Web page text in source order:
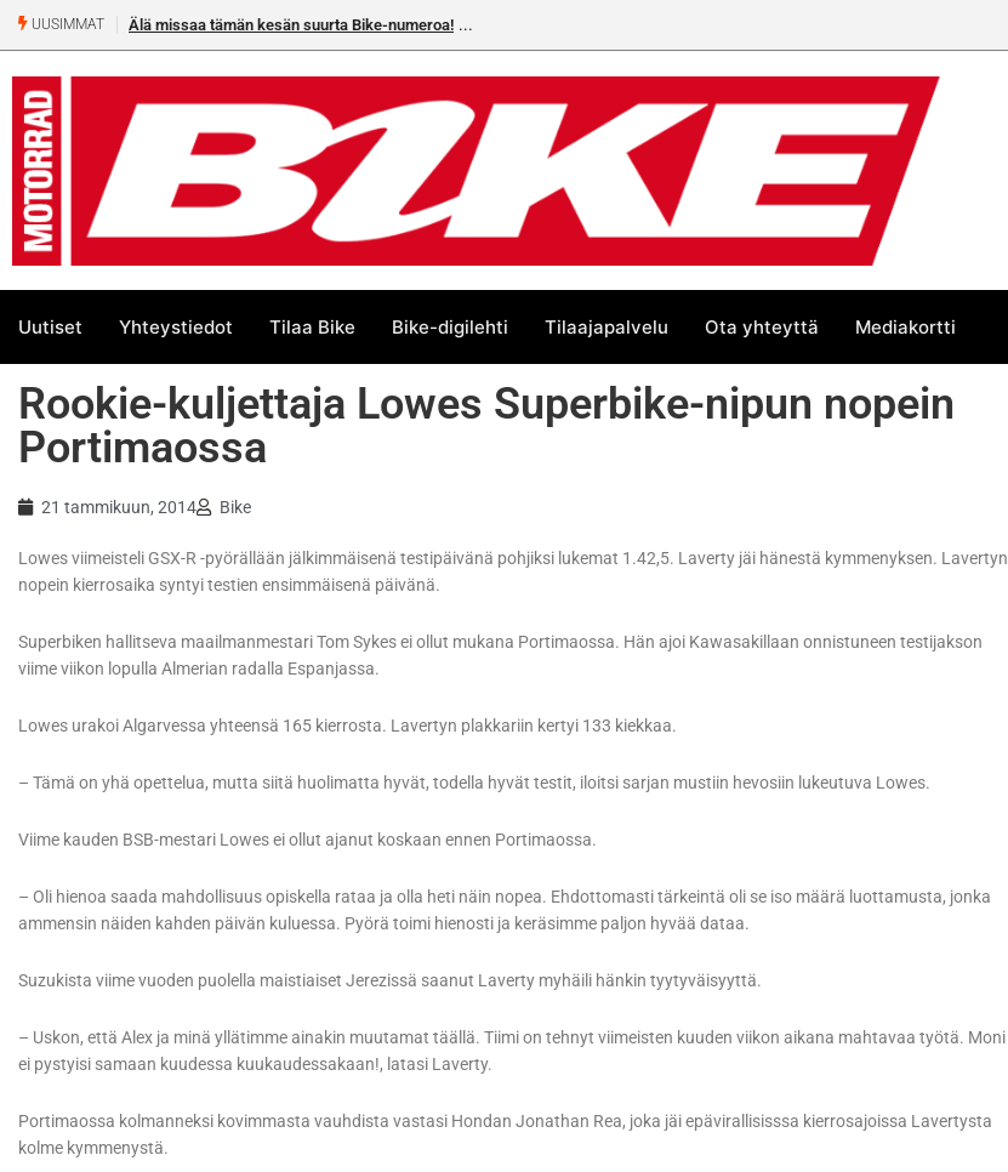
UUSIMMAT Älä missaa tämän kesän suurta Bike-numeroa!
Uutiset Yhteystiedot Tilaa Bike Bike-digilehti Tilaajapalvelu Ota yhteyttä Mediakortti
Rookie-kuljettaja Lowes Superbike-nipun nopein
Portimaossa
21 tammikuun, 2014 Bike
Lowes viimeisteli GSX-R -pyörällään jälkimmäisenä testipäivänä pohjiksi lukemat 1.42,5. Laverty jäi hänestä kymmenyksen. Lavertyn
nopein kierrosaika syntyi testien ensimmäisenä päivänä.
Superbiken hallitseva maailmanmestari Tom Sykes ei ollut mukana Portimaossa. Hän ajoi Kawasakillaan onnistuneen testijakson
viime viikon lopulla Almerian radalla Espanjassa.
Lowes urakoi Algarvessa yhteensä 165 kierrosta. Lavertyn plakkariin kertyi 133 kiekkaa.
– Tämä on yhä opettelua, mutta siitä huolimatta hyvät, todella hyvät testit, iloitsi sarjan mustiin hevosiin lukeutuva Lowes.
Viime kauden BSB-mestari Lowes ei ollut ajanut koskaan ennen Portimaossa.
– Oli hienoa saada mahdollisuus opiskella rataa ja olla heti näin nopea. Ehdottomasti tärkeintä oli se iso määrä luottamusta, jonka
ammensin näiden kahden päivän kuluessa. Pyörä toimi hienosti ja keräsimme paljon hyvää dataa.
Suzukista viime vuoden puolella maistiaiset Jerezissä saanut Laverty myhäili hänkin tyytyväisyyttä.
– Uskon, että Alex ja minä yllätimme ainakin muutamat täällä. Tiimi on tehnyt viimeisten kuuden viikon aikana mahtavaa työtä. Moni
ei pystyisi samaan kuudessa kuukaudessakaan!, latasi Laverty.
Portimaossa kolmanneksi kovimmasta vauhdista vastasi Hondan Jonathan Rea, joka jäi epävirallisisssa kierrosajoissa Lavertysta
kolme kymmenystä.